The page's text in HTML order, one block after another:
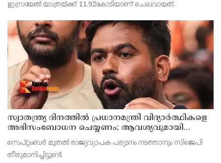
ഇസ്രയേല്‍ യാത്രയ്ക്ക് 11.92കോടിയാണ് ചെലവായത്.
സ്വാതന്ത്ര്യ ദിനത്തില്‍ പ്രധാനമന്ത്രി വിദ്യാര്‍ത്ഥികളെ
അഭിസംബോധന ചെയ്യണം; ആവശ്യവുമായി
അഭിജീത് ദീപ്കെ
സെപ്റ്റംബര്‍ മുതല്‍ രാജ്യവ്യാപക പര്യടനം നടത്താനും സിജെപി
തീരുമാനിച്ചിട്ടുണ്ട്.